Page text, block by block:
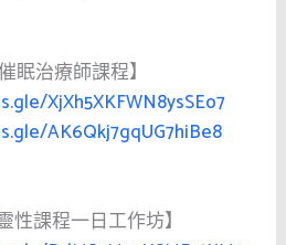
眠治療師課程】
XjXh5XKFWN8ysSEo7
AK6Qkj7gqUG7hiBe8
性課程一日工作坊】